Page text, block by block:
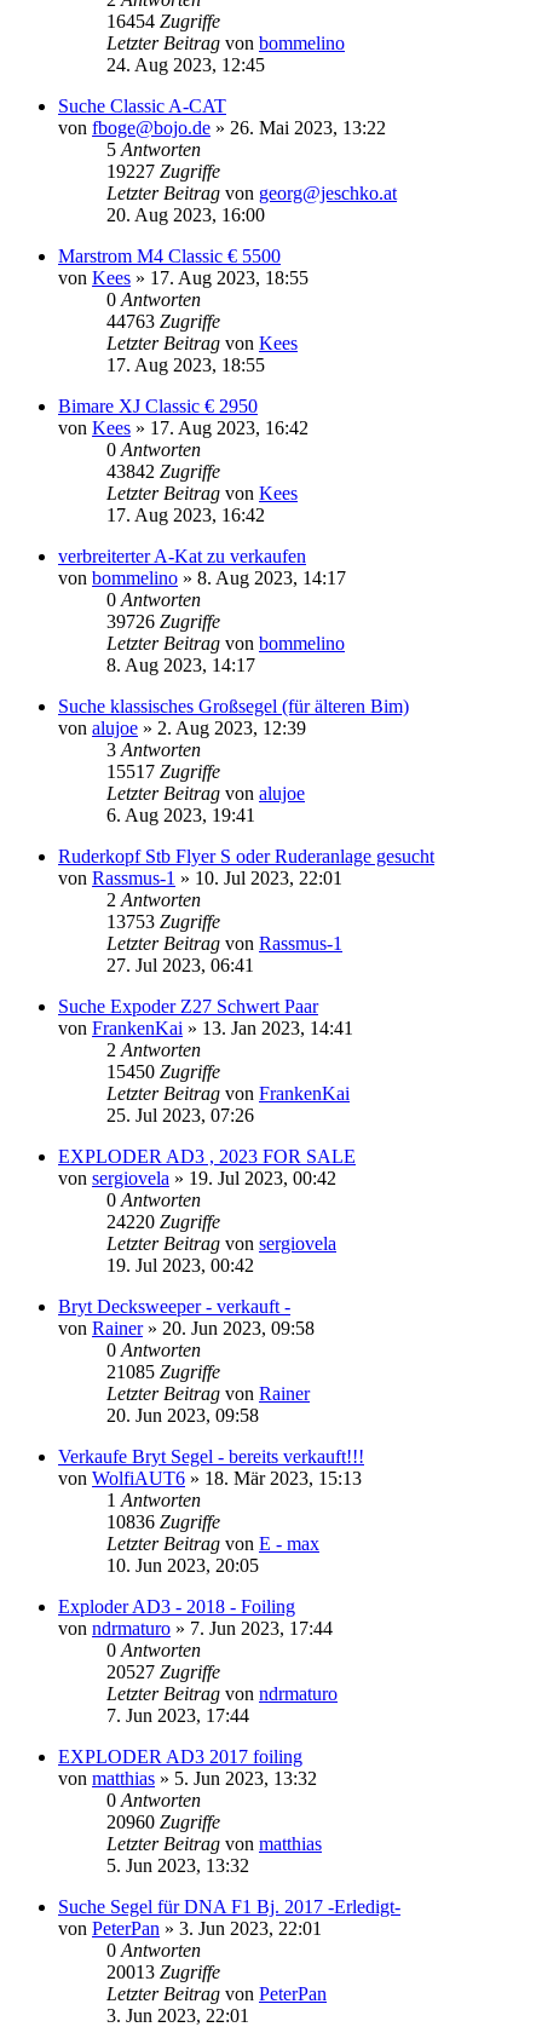
16454 Zugriffe
Letzter Beitrag von bommelino
24. Aug 2023, 12:45
Suche Classic A-CAT
von fboge@bojo.de » 26. Mai 2023, 13:22
5 Antworten
19227 Zugriffe
Letzter Beitrag von georg@jeschko.at
20. Aug 2023, 16:00
Marstrom M4 Classic € 5500
von Kees » 17. Aug 2023, 18:55
0 Antworten
44763 Zugriffe
Letzter Beitrag von Kees
17. Aug 2023, 18:55
Bimare XJ Classic € 2950
von Kees » 17. Aug 2023, 16:42
0 Antworten
43842 Zugriffe
Letzter Beitrag von Kees
17. Aug 2023, 16:42
verbreiterter A-Kat zu verkaufen
von bommelino » 8. Aug 2023, 14:17
0 Antworten
39726 Zugriffe
Letzter Beitrag von bommelino
8. Aug 2023, 14:17
Suche klassisches Großsegel (für älteren Bim)
von alujoe » 2. Aug 2023, 12:39
3 Antworten
15517 Zugriffe
Letzter Beitrag von alujoe
6. Aug 2023, 19:41
Ruderkopf Stb Flyer S oder Ruderanlage gesucht
von Rassmus-1 » 10. Jul 2023, 22:01
2 Antworten
13753 Zugriffe
Letzter Beitrag von Rassmus-1
27. Jul 2023, 06:41
Suche Expoder Z27 Schwert Paar
von FrankenKai » 13. Jan 2023, 14:41
2 Antworten
15450 Zugriffe
Letzter Beitrag von FrankenKai
25. Jul 2023, 07:26
EXPLODER AD3 , 2023 FOR SALE
von sergiovela » 19. Jul 2023, 00:42
0 Antworten
24220 Zugriffe
Letzter Beitrag von sergiovela
19. Jul 2023, 00:42
Bryt Decksweeper - verkauft -
von Rainer» 20. Jun 2023, 09:58
0 Antworten
21085 Zugriffe
Letzter Beitrag von Rainer
20. Jun 2023, 09:58
Verkaufe Bryt Segel - bereits verkauft!!!
von WolfiAUT6 » 18. Mär 2023, 15:13
1 Antworten
10836 Zugriffe
Letzter Beitrag von E - max
10. Jun 2023, 20:05
Exploder AD3 - 2018 - Foiling
von ndrmaturo » 7. Jun 2023, 17:44
0 Antworten
20527 Zugriffe
Letzter Beitrag von ndrmaturo
7. Jun 2023, 17:44
EXPLODER AD3 2017 foiling
von matthias » 5. Jun 2023, 13:32
0 Antworten
20960 Zugriffe
Letzter Beitrag von matthias
5. Jun 2023, 13:32
Suche Segel für DNA F1 Bj. 2017 -Erledigt-
von PeterPan » 3. Jun 2023, 22:01
0 Antworten
20013 Zugriffe
Letzter Beitrag von PeterPan
3. Jun 2023, 22:01